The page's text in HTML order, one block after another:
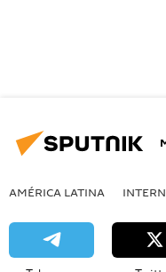
AMÉRICA LATINA